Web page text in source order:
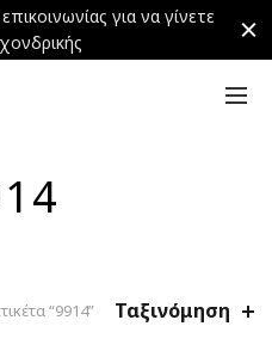
“9914” Ταξινόμηση
για να γίνετε